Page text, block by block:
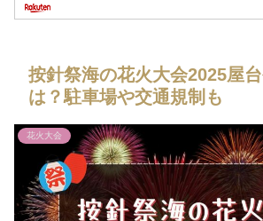
按針祭海の花火大会2025屋
は？駐車場や交通規制も
花火大会